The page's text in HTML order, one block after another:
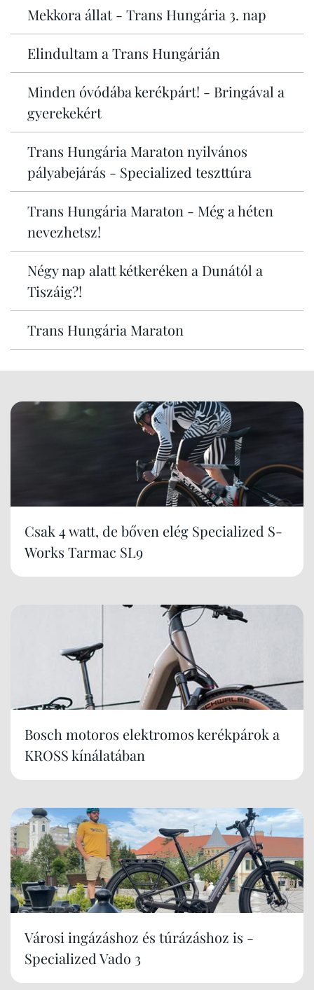
Mekkora állat - Trans Hungária 3. nap
Elindultam a Trans Hungárián
Minden óvódába kerékpárt! - Bringával a
gyerekekért
Trans Hungária Maraton nyilvános
pályabejárás - Specialized teszttúra
Trans Hungária Maraton - Még a héten
nevezhetsz!
Négy nap alatt kétkeréken a Dunától a
Tiszáig?!
Trans Hungária Maraton
Csak 4 watt, de bőven elég Specialized S-
Works Tarmac SL9
Bosch motoros elektromos kerékpárok a
KROSS kínálatában
Városi ingázáshoz és túrázáshoz is -
Specialized Vado 3